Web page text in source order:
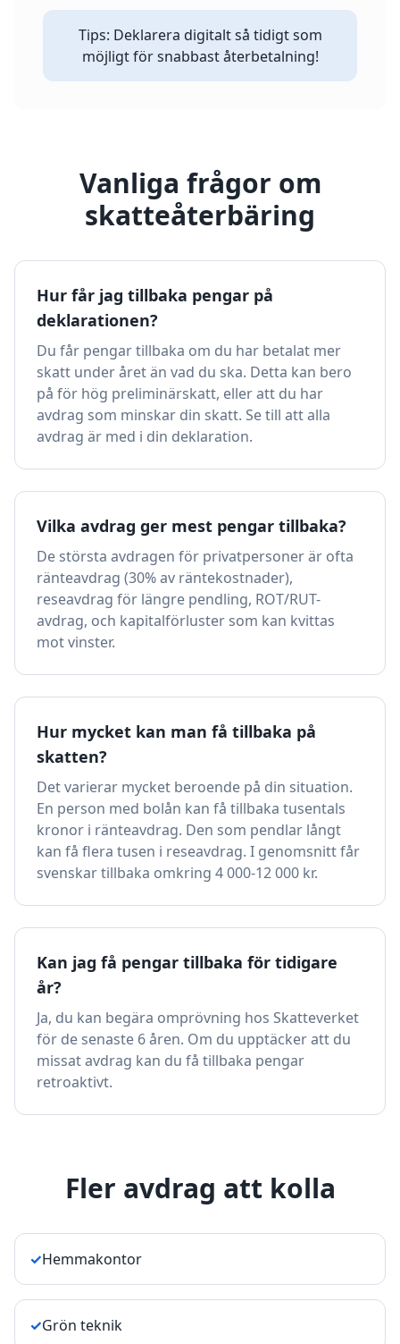
Tips: Deklarera digitalt så tidigt som
möjligt för snabbast återbetalning!
Vanliga frågor om
skatteåterbäring
Hur får jag tillbaka pengar på
deklarationen?
Du får pengar tillbaka om du har betalat mer
skatt under året än vad du ska. Detta kan bero
på för hög preliminärskatt, eller att du har
avdrag som minskar din skatt. Se till att alla
avdrag är med i din deklaration.
Vilka avdrag ger mest pengar tillbaka?
De största avdragen för privatpersoner är ofta
ränteavdrag (30% av räntekostnader),
reseavdrag för längre pendling, ROT/RUT-
avdrag, och kapitalförluster som kan kvittas
mot vinster.
Hur mycket kan man få tillbaka på
skatten?
Det varierar mycket beroende på din situation.
En person med bolån kan få tillbaka tusentals
kronor i ränteavdrag. Den som pendlar långt
kan få flera tusen i reseavdrag. I genomsnitt får
svenskar tillbaka omkring 4 000-12 000 kr.
Kan jag få pengar tillbaka för tidigare
år?
Ja, du kan begära omprövning hos Skatteverket
för de senaste 6 åren. Om du upptäcker att du
missat avdrag kan du få tillbaka pengar
retroaktivt.
Fler avdrag att kolla
✓Hemmakontor
✓Grön teknik